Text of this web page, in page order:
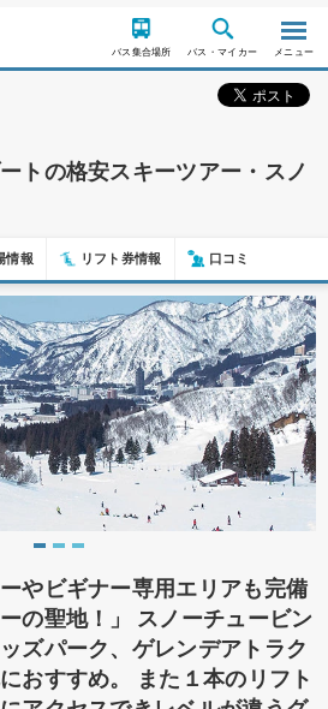
バス集合場所 バス・マイカー メニュー
トの格安スキーツアー・スノ
情報 リフト券情報 口コミ
やビギナー専用エリアも完備
の聖地！」 スノーチュービン
ズパーク、ゲレンデアトラク
おすすめ。 また１本のリフト